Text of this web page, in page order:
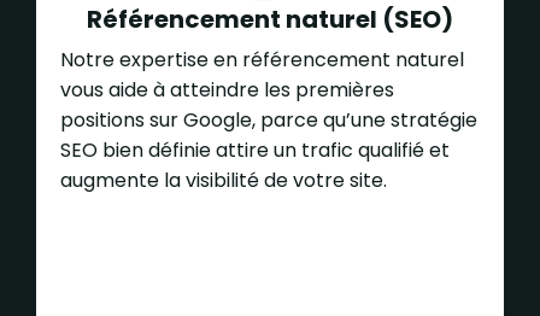
Référencement naturel (SEO)
Notre expertise en référencement naturel
vous aide à atteindre les premières
positions sur Google, parce qu’une stratégie
SEO bien définie attire un trafic qualifié et
augmente la visibilité de votre site.